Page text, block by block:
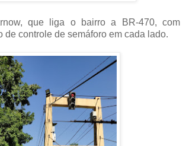
que liga o bairro a BR-470, com
de controle de semáforo em cada lado.